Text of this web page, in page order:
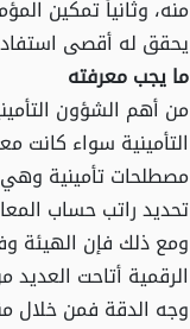
منه، وثانياُ تمكين
يحقق له أقصى
ما يجب معرفته
من أهم الشؤون
التأمينية سواء كانت
مصطلحات تأمينية
تحديد راتب حساب
ومع ذلك فإن الهيئة
الرقمية أتاحت
وجه الدقة فمن خلال